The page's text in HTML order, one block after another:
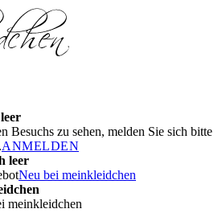
Besuchs zu sehen, melden Sie sich bitte
ANMELDEN
leer
Neu bei meinkleidchen
meinkleidchen